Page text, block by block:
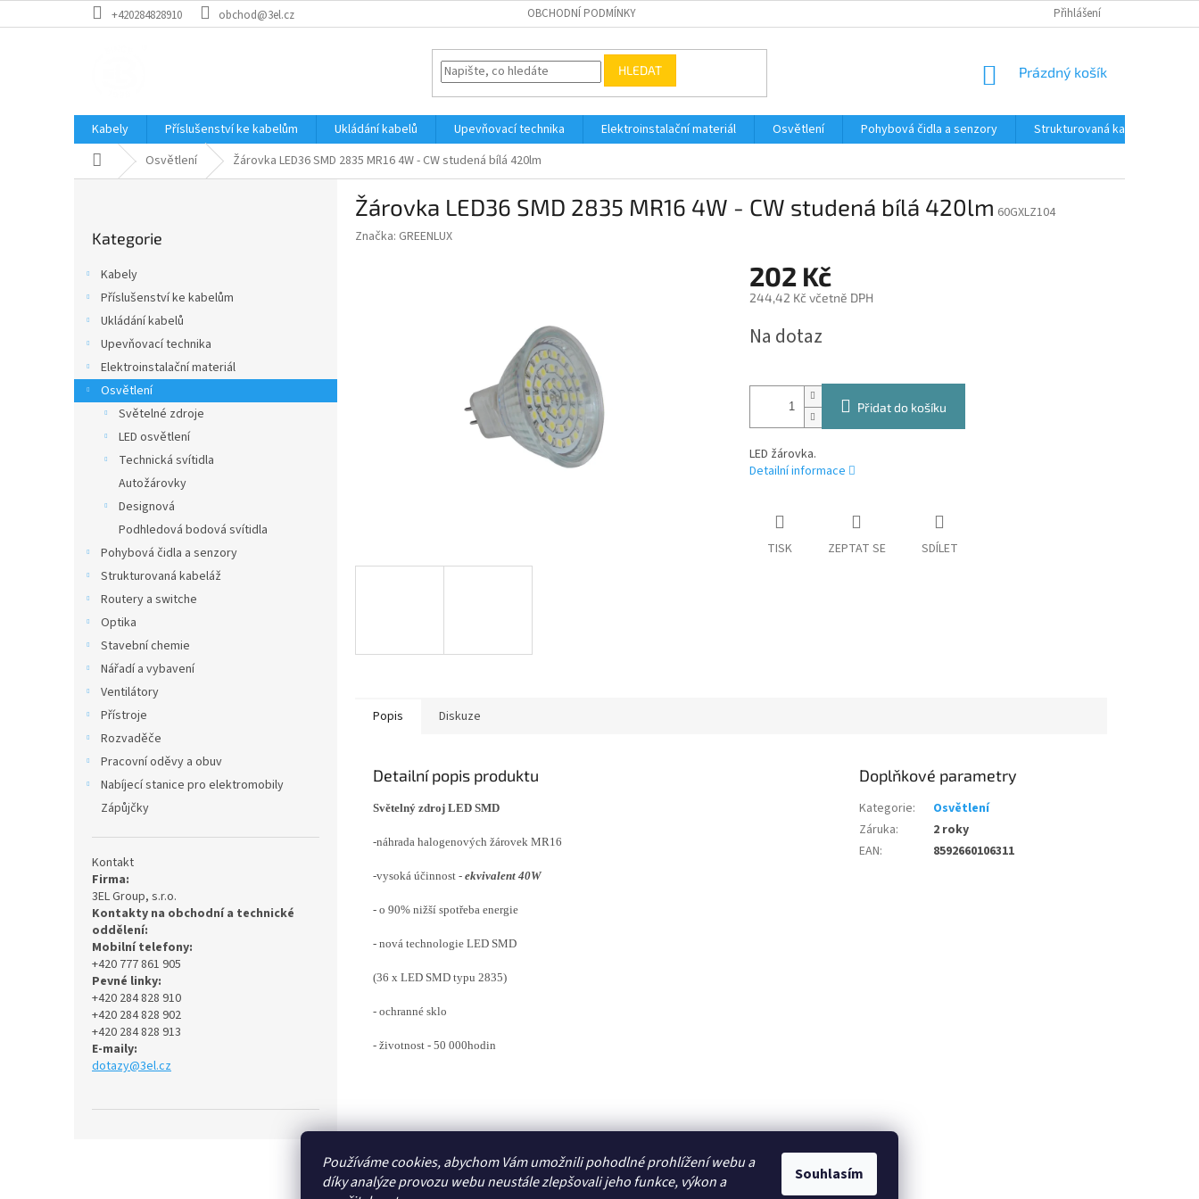
Používáme cookies, abychom Vám umožnili pohodlné prohlížení webu a
díky analýze provozu webu neustále zlepšovali jeho funkce, výkon a
Souhlasím
na
+420284828910 obchod@3el.cz OBCHODNÍ PODMÍNKY Přihlášení
HLEDAT
NÁKUPNÍ
Prázdný košík
Kabely Příslušenství ke kabelům Ukládání kabelů Upevňovací technika Elektroinstalační materiál Osvětlení Pohybová čidla a senzory Strukturovaná kabeláž
Domů Osvětlení Žárovka LED36 SMD 2835 MR16 4W - CW studená bílá 420lm
a
n
kategorie
Kategorie
Kabely
Příslušenství ke kabelům
Ukládání kabelů
Upevňovací technika
Elektroinstalační materiál
Osvětlení
Světelné zdroje
LED osvětlení
Technická svítidla
Autožárovky
Designová
Podhledová bodová svítidla
Pohybová čidla a senzory
Strukturovaná kabeláž
Routery a switche
Optika
Stavební chemie
Nářadí a vybavení
Ventilátory
Přístroje
Rozvaděče
Pracovní oděvy a obuv
Nabíjecí stanice pro elektromobily
Zápůjčky
Kontakt
Firma:
3EL Group, s.r.o.
Kontakty na obchodní a technické
oddělení:
Mobilní telefony:
+420 777 861 905
Pevné linky:
+420 284 828 910
+420 284 828 902
+420 284 828 913
E-maily:
dotazy@3el.cz
Žárovka LED36 SMD 2835 MR16 4W - CW studená bílá 420lm 60GXLZ104
Značka: GREENLUX
202 Kč
244,42 Kč včetně DPH
cena:
Na dotaz
Přidat do košíku
LED žárovka.
Detailní informace
TISK ZEPTAT SE SDÍLET
Popis Diskuze
Detailní popis produktu
Světelný zdroj LED SMD
-náhrada halogenových žárovek MR16
-vysoká účinnost - ekvivalent 40W
- o 90% nižší spotřeba energie
- nová technologie LED SMD
(36 x LED SMD typu 2835)
- ochranné sklo
- životnost - 50 000hodin
Doplňkové parametry
Kategorie:
Osvětlení
Záruka:
2 roky
EAN: 8592660106311
Zboží.cz